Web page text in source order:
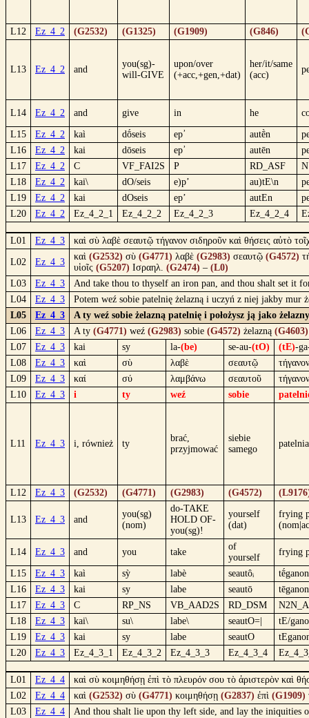
L12 Ez_4_2 (G2532) (G1325) (G1909) (G846)
L13 Ez_4_2 and
you(sg)-
will-GIVE
upon/over
(+acc,+gen,+dat)
her/it/same
(acc)
L14 Ez_4_2 and give in he
L15 Ez_4_2 kaì dṓseis ep᾿ autḕn
L16
Ez_4_2 kai dōseis ep᾿ autēn
L17
Ez_4_2 C VF_FAI2S P RD_ASF
L18
Ez_4_2 kai\ dO/seis e)p’ au)tE\n
L19
Ez_4_2 kai dOseis ep’ autEn
L20
Ez_4_2 Ez_4_2_1 Ez_4_2_2 Ez_4_2_3 Ez_4_2_4
L01 Ez_4_3 καὶ σὺ λαβὲ σεαυτῷ τήγανον σιδηροῦν καὶ θήσεις αὐτὸ
L02 Ez_4_3
καὶ (G2532) σὺ (G4771) λαβὲ (G2983) σεαυτῷ (G4572)
υἱοῖς (G5207) Ισραηλ. (G2474) – (L0)
L03
Ez_4_3
And take thou to thyself an iron pan, and thou shalt set it
L04
Ez_4_3
Potem weź sobie patelnię żelazną i uczyń z niej jakby
L05
Ez_4_3
A ty weź sobie żelazną patelnię i położysz ją jako
L06
Ez_4_3 A ty (G4771) weź (G2983) sobie (G4572) żelazną (G4603)
L07
Ez_4_3 kai sy la-(be) se-au-(tO) (tE)-
L08
Ez_4_3 καὶ σὺ λαβὲ σεαυτῷ
τήγανον
L09
Ez_4_3 καί σύ λαμβάνω σεαυτοῦ
τήγανον
L10
Ez_4_3 i ty weź sobie
L11 Ez_4_3 i, również ty
brać,
przyjmować
siebie
samego
patelnia
L12 Ez_4_3 (G2532) (G4771) (G2983) (G4572)
L13 Ez_4_3 and
you(sg)
(nom)
do-TAKE
HOLD OF-
you(sg)!
yourself
(dat)
frying
L14 Ez_4_3 and you take
of
yourself
frying
L15 Ez_4_3 kaì sỳ labè seautôᵢ
tḗganon
L16
Ez_4_3 kai sy labe seautō
tēganon
L17
Ez_4_3 C RP_NS VB_AAD2S RD_DSM
L18
Ez_4_3 kai\ su\ labe\ seautO=|
tE/
L19
Ez_4_3 kai sy labe seautO
L20
Ez_4_3 Ez_4_3_1 Ez_4_3_2 Ez_4_3_3 Ez_4_3_4
L01 Ez_4_4
καὶ σὺ κοιμηθήσῃ ἐπὶ τὸ πλευρόν σου τὸ ἀριστερὸν καὶ
L02
Ez_4_4 καὶ (G2532) σὺ (G4771) κοιμηθήσῃ (G2837) ἐπὶ (G1909)
L03
Ez_4_4
And thou shalt lie upon thy left side, and lay the iniquities